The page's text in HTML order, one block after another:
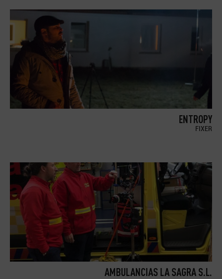
ENTROPY
FIXER
AMBULANCIAS LA SAGRA S.L.